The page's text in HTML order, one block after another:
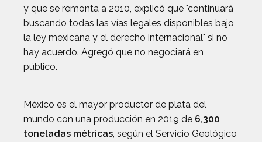
y que se remonta a 2010, explicó que "continuará
buscando todas las vías legales disponibles bajo
la ley mexicana y el derecho internacional" si no
hay acuerdo. Agregó que no negociará en
público.
México es el mayor productor de plata del
mundo con una producción en 2019 de 6,300
toneladas métricas, según el Servicio Geológico